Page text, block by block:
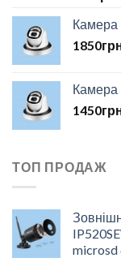
Камера
1850
Камера
1450
ТОП ПРОДАЖ
microsd